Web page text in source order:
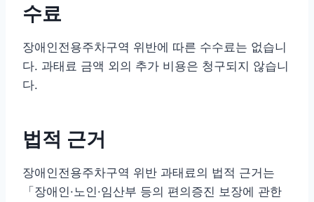
수료
장애인전용주차구역 위반에 따른 수수료는 없습니
다. 과태료 금액 외의 추가 비용은 청구되지 않습니
다.
법적 근거
장애인전용주차구역 위반 과태료의 법적 근거는
「장애인·노인·임산부 등의 편의증진 보장에 관한